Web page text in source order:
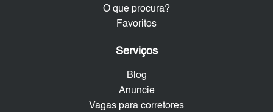
O que procura?
Favoritos
Serviços
Blog
Anuncie
Vagas para corretores